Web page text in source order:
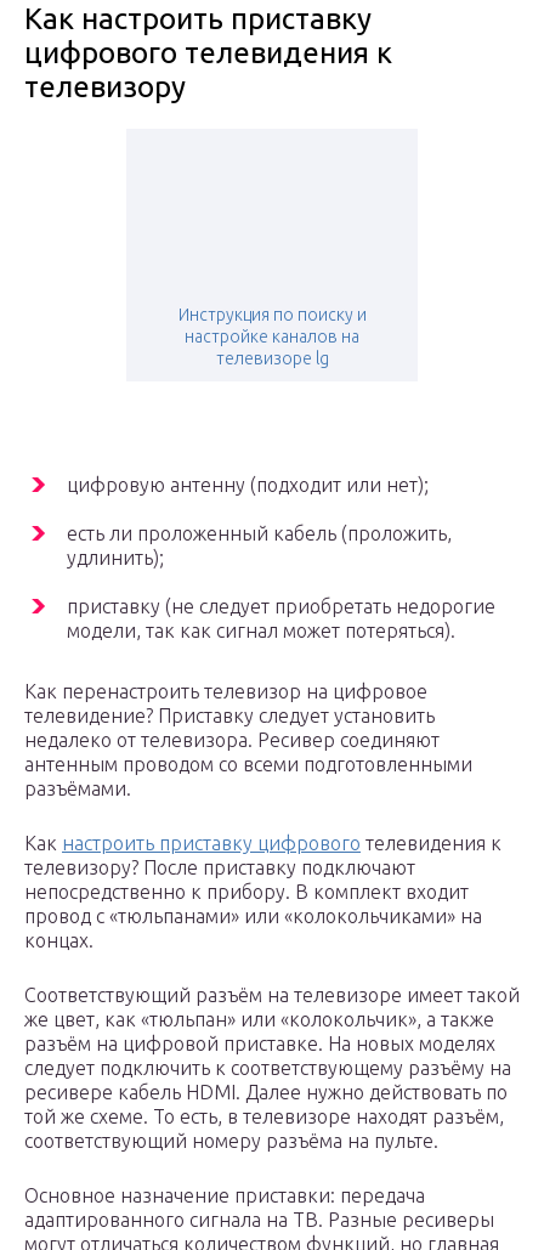
Как настроить приставку
цифрового телевидения к
телевизору
Инструкция по поиску и
настройке каналов на
телевизоре lg
цифровую антенну (подходит или нет);
есть ли проложенный кабель (проложить,
удлинить);
приставку (не следует приобретать недорогие
модели, так как сигнал может потеряться).
Как перенастроить телевизор на цифровое
телевидение? Приставку следует установить
недалеко от телевизора. Ресивер соединяют
антенным проводом со всеми подготовленными
разъёмами.
Как настроить приставку цифрового телевидения к
телевизору? После приставку подключают
непосредственно к прибору. В комплект входит
провод с «тюльпанами» или «колокольчиками» на
концах.
Соответствующий разъём на телевизоре имеет такой
же цвет, как «тюльпан» или «колокольчик», а также
разъём на цифровой приставке. На новых моделях
следует подключить к соответствующему разъёму на
ресивере кабель HDMI. Далее нужно действовать по
той же схеме. То есть, в телевизоре находят разъём,
соответствующий номеру разъёма на пульте.
Основное назначение приставки: передача
адаптированного сигнала на ТВ. Разные ресиверы
могут отличаться количеством функций, но главная